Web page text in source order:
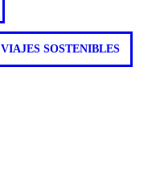
VIAJES SOSTENIBLES